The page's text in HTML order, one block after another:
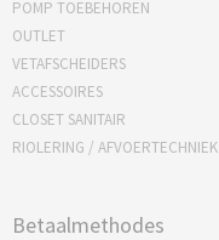
POMP TOEBEHOREN
OUTLET
VETAFSCHEIDERS
ACCESSOIRES
CLOSET SANITAIR
RIOLERING / AFVOERTECHNIEK
Betaalmethodes